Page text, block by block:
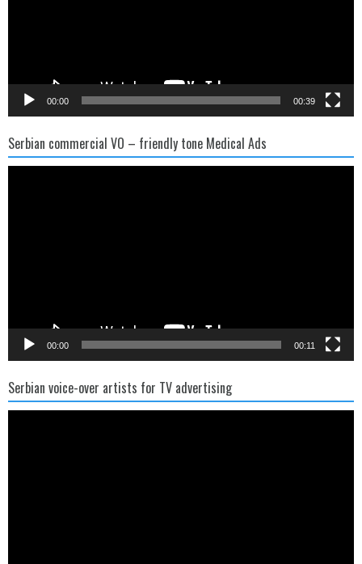
00:00 00:39
Serbian commercial VO – friendly tone Medical Ads
00:00 00:11
Serbian voice-over artists for TV advertising
Video